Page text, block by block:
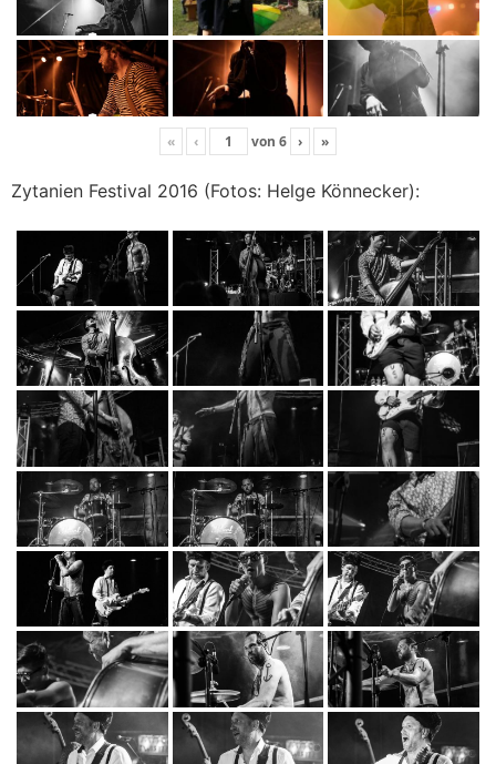
« ‹ von 6 › »
Zytanien Festival 2016 (Fotos: Helge Könnecker):